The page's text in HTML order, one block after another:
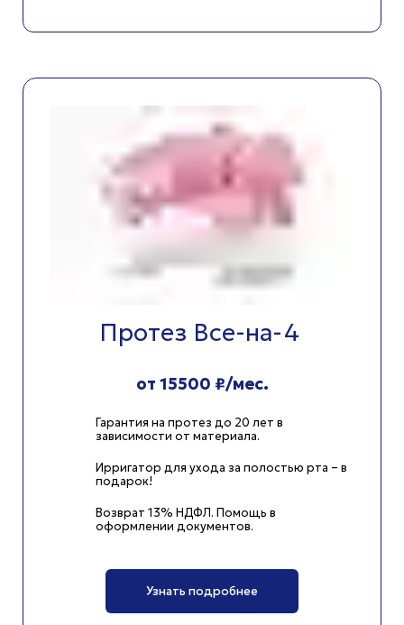
Протез Все-на-4
от 15500 ₽/мес.
Гарантия на протез до 20 лет в
зависимости от материала.
Ирригатор для ухода за полостью рта – в
подарок!
Возврат 13% НДФЛ. Помощь в
оформлении документов.
Узнать подробнее